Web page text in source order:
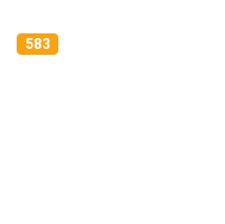
583